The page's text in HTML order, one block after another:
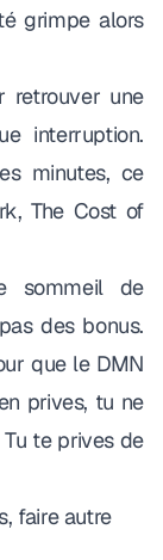
grimpe alors
retrouver une
interruption.
minutes, ce
The Cost of
sommeil de
des bonus.
que le DMN
prives, tu ne
te prives de
faire autre